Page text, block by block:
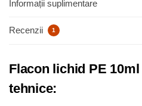
Informații suplimentare
Recenzii 1
Flacon lichid PE
tehnice: